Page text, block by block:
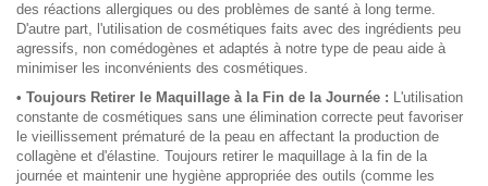
des réactions allergiques ou des problèmes de santé à long terme.
D'autre part, l'utilisation de cosmétiques faits avec des ingrédients peu
agressifs, non comédogènes et adaptés à notre type de peau aide à
minimiser les inconvénients des cosmétiques.
• Toujours Retirer le Maquillage à la Fin de la Journée : L'utilisation
constante de cosmétiques sans une élimination correcte peut favoriser
le vieillissement prématuré de la peau en affectant la production de
collagène et d'élastine. Toujours retirer le maquillage à la fin de la
journée et maintenir une hygiène appropriée des outils (comme les